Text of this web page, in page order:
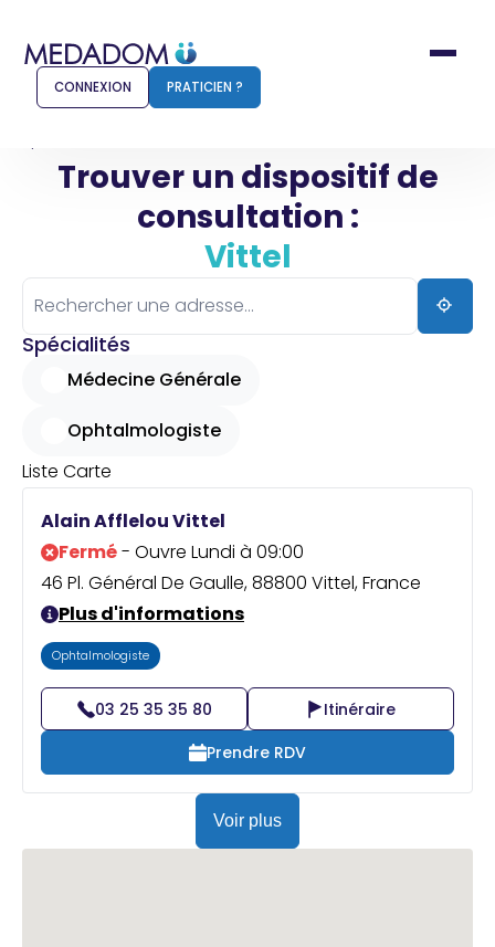
Comment ça marche ?
Pharmacien
Connexion
Praticien ?
CONNEXION PRATICIEN ?
Trouver un dispositif de
consultation :
Vittel
Spécialités
Médecine Générale
Ophtalmologiste
Liste Carte
Alain Afflelou Vittel
Fermé- Ouvre Lundi à 09:00
46 Pl. Général De Gaulle, 88800 Vittel, France
Plus d'informations
Ophtalmologiste
03 25 35 35 80
Itinéraire
Prendre RDV
Voir plus